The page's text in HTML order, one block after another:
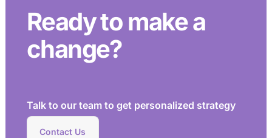
Ready to make a
change?
Talk to our team to get personalized strategy
Contact Us